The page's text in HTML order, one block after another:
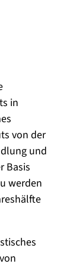
in
von der
und
Basis
werden